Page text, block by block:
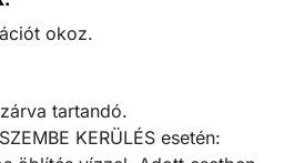
okoz.
tartandó.
KERÜLÉS esetén: